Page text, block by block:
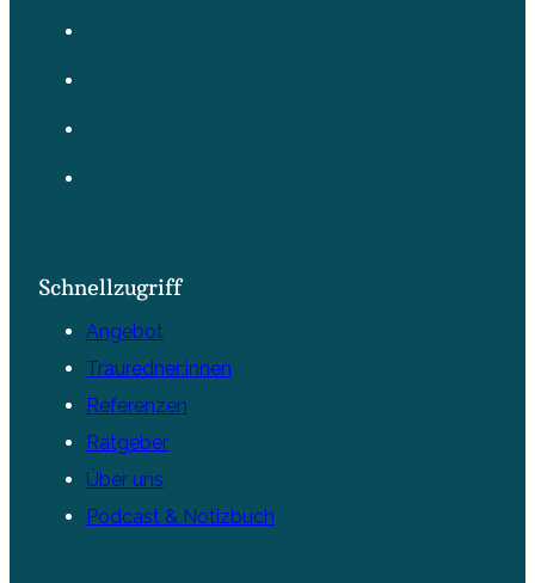
Schnellzugriff
Angebot
Trauredner:innen
Referenzen
Ratgeber
Über uns
Podcast & Notizbuch